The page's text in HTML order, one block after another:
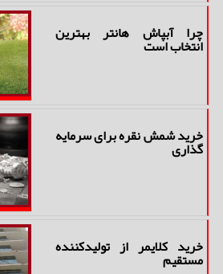
چرا آبپاش هانتر بهترین
انتخاب است
خرید شمش نقره برای سرمایه
گذاری
خرید کلایمر از تولیدکننده
مستقیم